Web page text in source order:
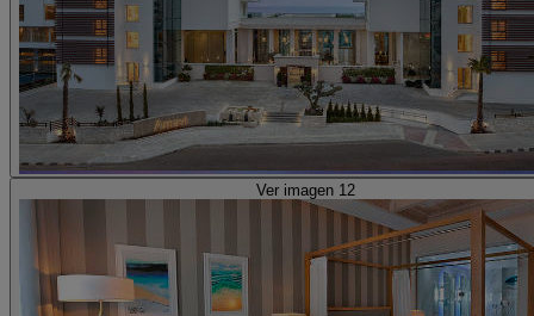
Ver imagen 12